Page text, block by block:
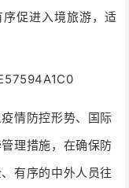
促进入境旅游，适
情防控形势、国际
理措施，在确保防
有序的中外人员往